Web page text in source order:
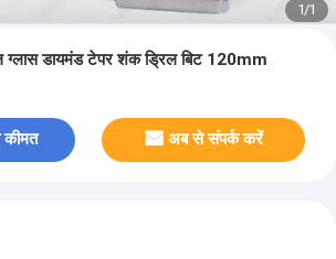
1/1
ग्लास डायमंड टेपर शंक ड्रिल बिट 120mm
अब से संपर्क करें